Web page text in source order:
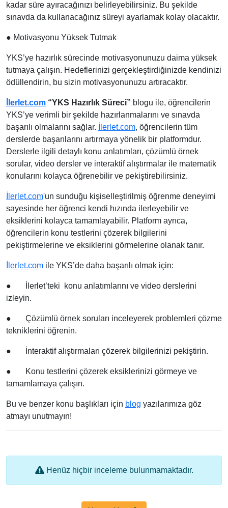
kadar süre ayıracağınızı belirleyebilirsiniz. Bu şekilde
sınavda da kullanacağınız süreyi ayarlamak kolay olacaktır.
● Motivasyonu Yüksek Tutmak
YKS’ye hazırlık sürecinde motivasyonunuzu daima yüksek
tutmaya çalışın. Hedeflerinizi gerçekleştirdiğinizde kendinizi
ödüllendirin, bu sizin motivasyonunuzu artıracaktır.
İlerlet.com “YKS Hazırlık Süreci” blogu ile, öğrencilerin
YKS’ye verimli bir şekilde hazırlanmalarını ve sınavda
başarılı olmalarını sağlar.
İlerlet.com, öğrencilerin tüm
derslerde başarılarını artırmaya yönelik bir platformdur.
Derslerle ilgili detaylı konu anlatımları, çözümlü örnek
sorular, video dersler ve interaktif alıştırmalar ile matematik
konularını kolayca öğrenebilir ve pekiştirebilirsiniz.
İlerlet.com'un sunduğu kişiselleştirilmiş öğrenme deneyimi
sayesinde her öğrenci kendi hızında ilerleyebilir ve
eksiklerini kolayca tamamlayabilir. Platform ayrıca,
öğrencilerin konu testlerini çözerek bilgilerini
pekiştirmelerine ve eksiklerini görmelerine olanak tanır.
İlerlet.com ile YKS’de daha başarılı olmak için:
●
İlerlet’teki konu anlatımlarını ve video derslerini
izleyin.
● Çözümlü örnek soruları inceleyerek problemleri çözme
tekniklerini öğrenin.
● İnteraktif alıştırmaları çözerek bilgilerinizi pekiştirin.
●
Konu testlerini çözerek eksiklerinizi görmeye ve
tamamlamaya çalışın.
Bu ve benzer konu başlıkları için blog yazılarımıza göz
atmayı unutmayın!
Henüz hiçbir inceleme bulunmamaktadır.